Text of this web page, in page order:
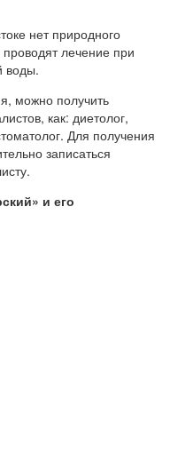
нет природного
проводят лечение при
воды.
можно получить
как: диетолог,
Для получения
записаться
и его